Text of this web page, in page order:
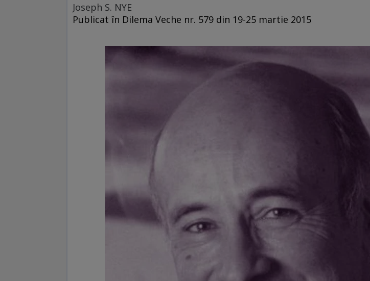
Joseph S. NYE
Publicat în Dilema Veche nr. 579 din 19-25 martie 2015